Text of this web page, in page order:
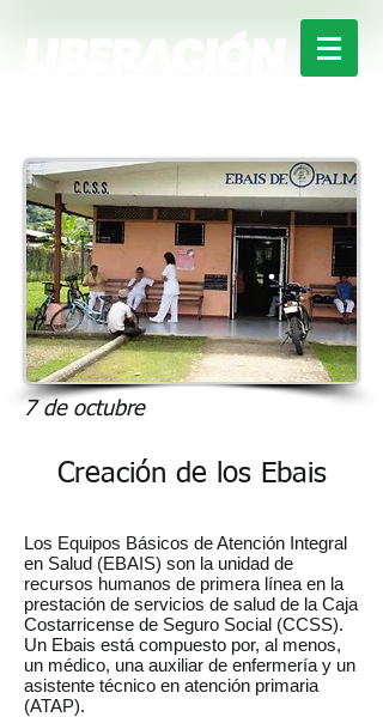
7 de octubre
Creación de los Ebais
Los Equipos Básicos de Atención Integral
en Salud (EBAIS) son la unidad de
recursos humanos de primera línea en la
prestación de servicios de salud de la Caja
Costarricense de Seguro Social (CCSS).
Un Ebais está compuesto por, al menos,
un médico, una auxiliar de enfermería y un
asistente técnico en atención primaria
(ATAP).